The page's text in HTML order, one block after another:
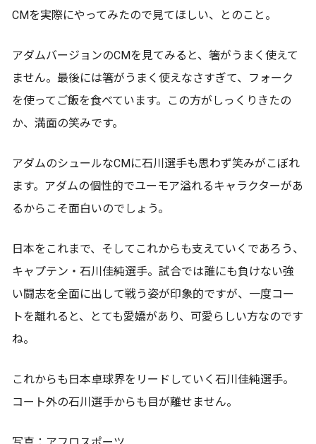
CMを実際にやってみたので見てほしい、とのこと。
アダムバージョンのCMを見てみると、箸がうまく使えて
ません。最後には箸がうまく使えなさすぎて、フォーク
を使ってご飯を食べています。この方がしっくりきたの
か、満面の笑みです。
アダムのシュールなCMに石川選手も思わず笑みがこぼれ
ます。アダムの個性的でユーモア溢れるキャラクターがあ
るからこそ面白いのでしょう。
日本をこれまで、そしてこれからも支えていくであろう、
キャプテン・石川佳純選手。試合では誰にも負けない強
い闘志を全面に出して戦う姿が印象的ですが、一度コー
トを離れると、とても愛嬌があり、可愛らしい方なのです
ね。
これからも日本卓球界をリードしていく石川佳純選手。
コート外の石川選手からも目が離せません。